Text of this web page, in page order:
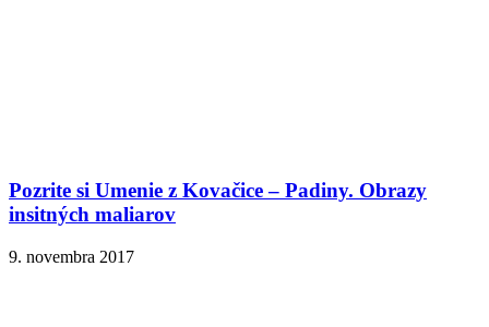
Pozrite si Umenie z Kovačice – Padiny. Obrazy
insitných maliarov
9. novembra 2017